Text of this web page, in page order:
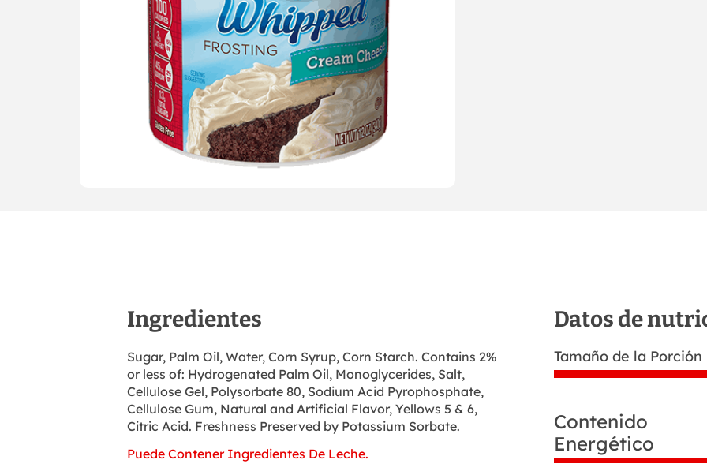
Ingredientes
Sugar, Palm Oil, Water, Corn Syrup, Corn Starch. Contains 2%
or less of: Hydrogenated Palm Oil, Monoglycerides, Salt,
Cellulose Gel, Polysorbate 80, Sodium Acid Pyrophosphate,
Cellulose Gum, Natural and Artificial Flavor, Yellows 5 & 6,
Citric Acid. Freshness Preserved by Potassium Sorbate.
Puede Contener Ingredientes De Leche.
Datos de
Tamaño de la Porción
Datos
de
nutrición
Contenido
Energético